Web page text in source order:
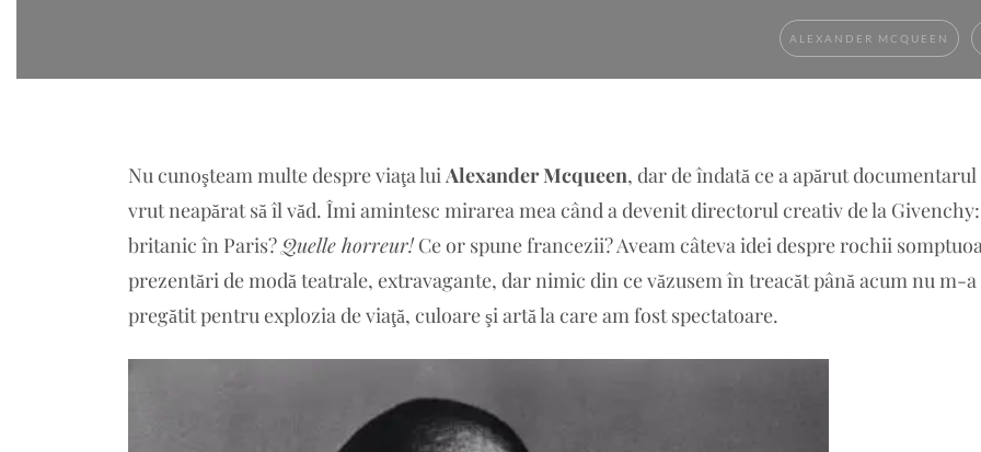
ALEXANDER MCQUEEN
Nu cunoşteam multe despre viaţa luiAlexander Mcqueen, dar de îndată ce a apărut
vrut neapărat să îl văd. Îmi amintesc mirarea mea când a devenit directorul creativ de la
britanic în Paris?Quelle horreur!Ce or spune francezii? Aveam câteva idei despre rochii
prezentări de modă teatrale, extravagante, dar nimic din ce văzusem în treacăt până acum nu m-a
pregătit pentru explozia de viaţă, culoare şi artă la care am fost spectatoare.